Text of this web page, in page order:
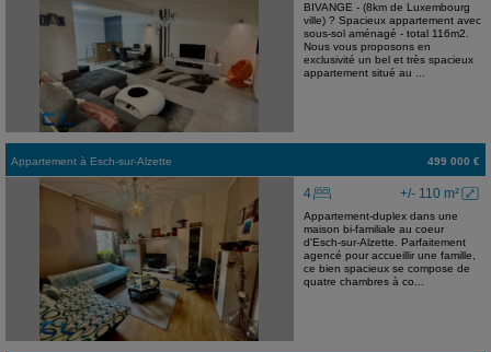
BIVANGE - (8km de Luxembourg
ville) ? Spacieux appartement avec
sous-sol aménagé - total 116m2.
Nous vous proposons en
exclusivité un bel et très spacieux
appartement situé au ...
Appartement à Esch-sur-Alzette 499 000 €
+/- 110 m²
4
Appartement-duplex dans une
maison bi-familiale au coeur
d'Esch-sur-Alzette. Parfaitement
agencé pour accueillir une famille,
ce bien spacieux se compose de
quatre chambres à co...